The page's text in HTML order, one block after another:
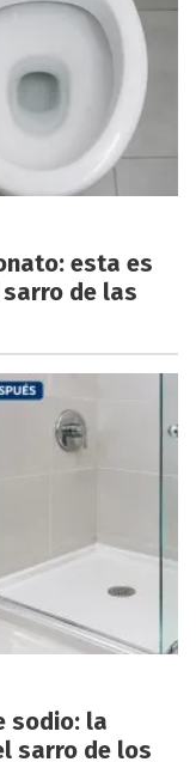
esta es
sarro de las
sodio: la
sarro de los